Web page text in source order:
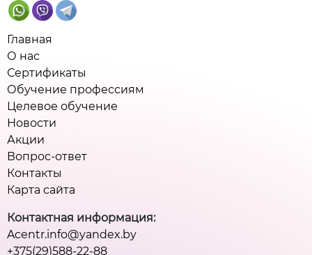
Главная
О нас
Сертификаты
Обучение профессиям
Целевое обучение
Новости
Акции
Вопрос-ответ
Контакты
Карта сайта
Контактная информация:
Acentr.info@yandex.by
+375(29)588-22-88